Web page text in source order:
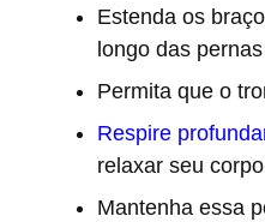
Estenda os
longo das pernas
Permita que o
Respire
relaxar seu corpo
Mantenha essa